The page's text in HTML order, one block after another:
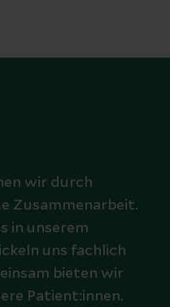
wir durch
Zusammenarbeit.
in unserem
uns fachlich
bieten wir
Patient:innen.